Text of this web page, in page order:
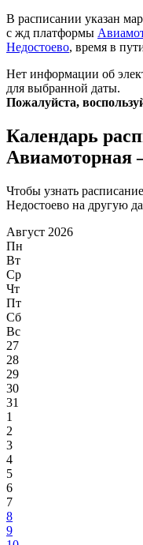
В расписании указан
с жд платформы
Недостоево, время в
Нет информации об
для выбранной даты.
Пожалуйста,
Календарь
Авиамоторная
Чтобы узнать
Недостоево на другую
Август 2026
Пн
Вт
Ср
Чт
Пт
Сб
Вс
27
28
29
30
31
1
2
3
4
5
6
7
8
9